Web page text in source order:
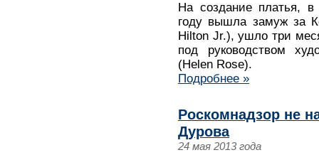
На создание платья, в
году вышла замуж за
Hilton Jr.), ушло три
под руководством
(Helen Rose).
Подробнее »
Роскомнадзор не
Дурова
24 мая 2013 года